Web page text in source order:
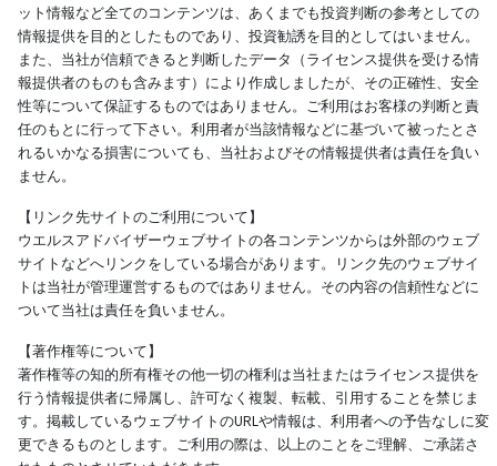
ット情報など全てのコンテンツは、あくまでも投資判断の参考としての
情報提供を目的としたものであり、投資勧誘を目的としてはいません。
また、当社が信頼できると判断したデータ（ライセンス提供を受ける情
報提供者のものも含みます）により作成しましたが、その正確性、安全
性等について保証するものではありません。ご利用はお客様の判断と責
任のもとに行って下さい。利用者が当該情報などに基づいて被ったとさ
れるいかなる損害についても、当社およびその情報提供者は責任を負い
ません。
【リンク先サイトのご利用について】
ウエルスアドバイザーウェブサイトの各コンテンツからは外部のウェブ
サイトなどへリンクをしている場合があります。リンク先のウェブサイ
トは当社が管理運営するものではありません。その内容の信頼性などに
ついて当社は責任を負いません。
【著作権等について】
著作権等の知的所有権その他一切の権利は当社またはライセンス提供を
行う情報提供者に帰属し、許可なく複製、転載、引用することを禁じま
す。掲載しているウェブサイトのURLや情報は、利用者への予告なしに変
更できるものとします。ご利用の際は、以上のことをご理解、ご承諾さ